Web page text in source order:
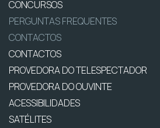
CONCURSOS
PERGUNTAS FREQUENTES
CONTACTOS
CONTACTOS
PROVEDORA DO TELESPECTADOR
PROVEDORA DO OUVINTE
ACESSIBILIDADES
SATÉLITES